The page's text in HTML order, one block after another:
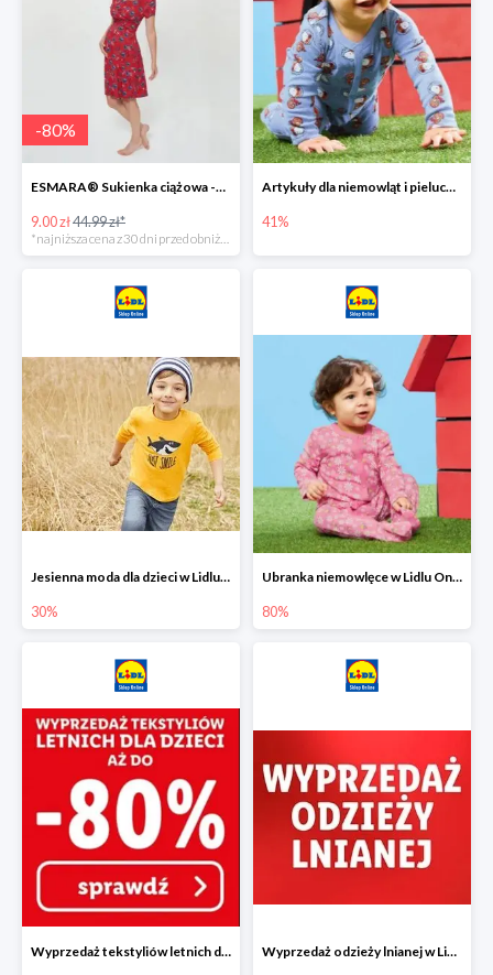
-80%
ESMARA® Sukienka ciążowa -79%
9.00 zł44.99 zł*
Artykuły dla niemowląt i pieluchy w Lidlu Online do -41%
41%
Jesienna moda dla dzieci w Lidlu Online do -30%
30%
Ubranka niemowlęce w Lidlu Online do -80%
80%
Wyprzedaż tekstyliów letnich dla dzieci w Lidlu Online do -80% Wyprzedaż odzieży lnianej w Lidlu Online do -50%